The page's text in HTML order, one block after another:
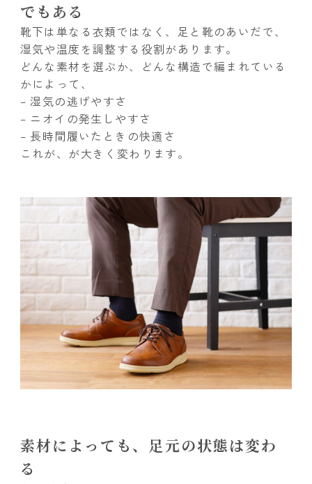
でもある
靴下は単なる衣類ではなく、足と靴のあいだで、
湿気や温度を調整する役割があります。
どんな素材を選ぶか、どんな構造で編まれている
かによって、
– 湿気の逃げやすさ
– ニオイの発生しやすさ
– 長時間履いたときの快適さ
これが、が大きく変わります。
素材によっても、足元の状態は変わ
る